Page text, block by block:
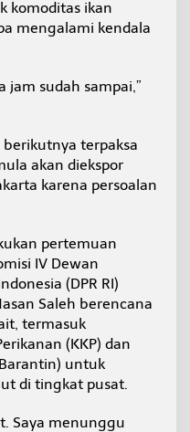
komoditas ikan
mengalami kendala
jam sudah sampai,”
terpaksa
akan diekspor
karena persoalan
pertemuan
IV Dewan
(DPR RI)
Saleh berencana
termasuk
(KKP) dan
untuk
di tingkat pusat.
Saya menunggu